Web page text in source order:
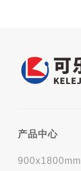
产品中心
900x1800mm